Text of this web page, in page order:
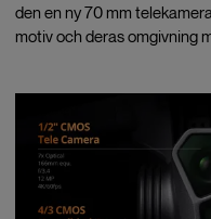
den en ny 70 mm
motiv och deras omgivning